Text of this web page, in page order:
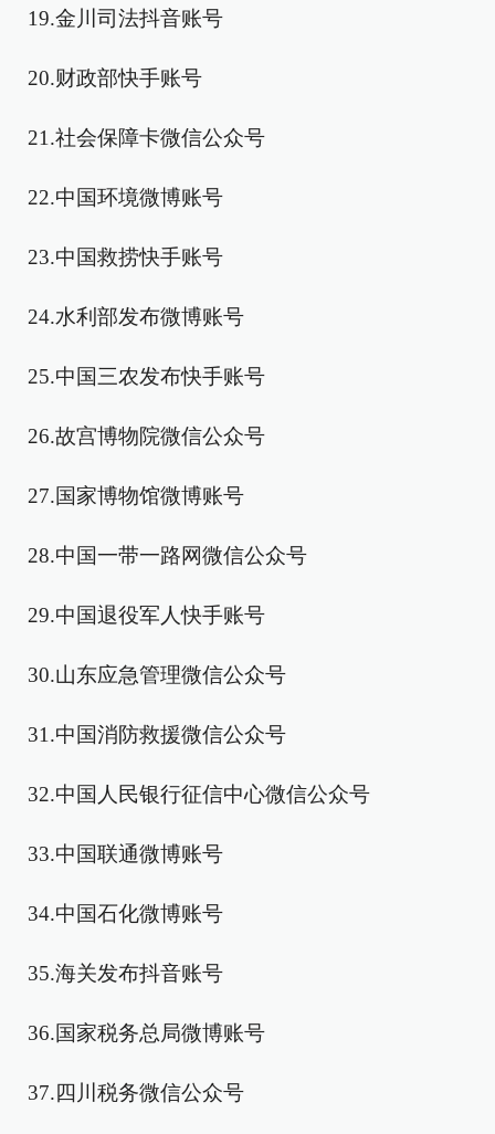
19.金川司法抖音账号
20.财政部快手账号
21.社会保障卡微信公众号
22.中国环境微博账号
23.中国救捞快手账号
24.水利部发布微博账号
25.中国三农发布快手账号
26.故宫博物院微信公众号
27.国家博物馆微博账号
28.中国一带一路网微信公众号
29.中国退役军人快手账号
30.山东应急管理微信公众号
31.中国消防救援微信公众号
32.中国人民银行征信中心微信公众号
33.中国联通微博账号
34.中国石化微博账号
35.海关发布抖音账号
36.国家税务总局微博账号
37.四川税务微信公众号